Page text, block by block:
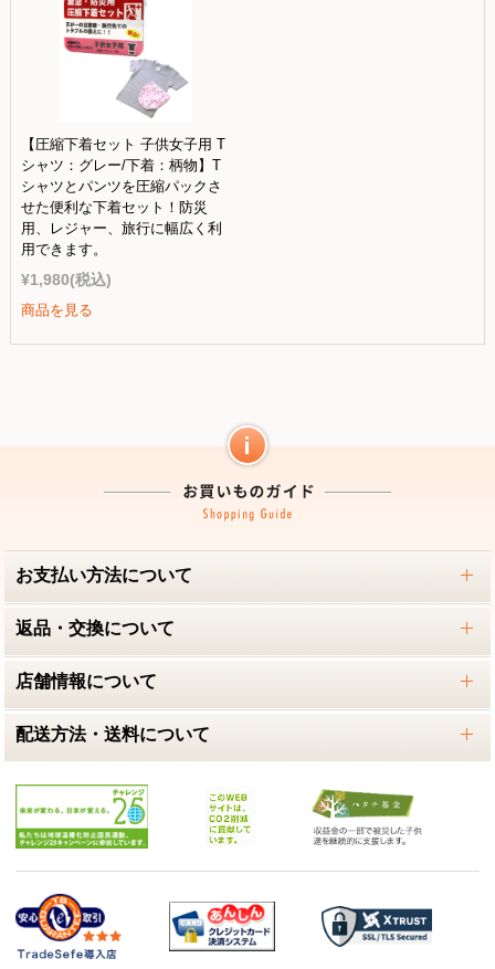
【圧縮下着セット 子供女子用 T
シャツ：グレー/下着：柄物】T
シャツとパンツを圧縮パックさ
せた便利な下着セット！防災
用、レジャー、旅行に幅広く利
用できます。
¥1,980(税込)
商品を見る
お支払い方法について
返品・交換について
店舗情報について
配送方法・送料について